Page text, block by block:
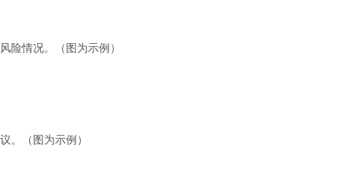
险情况。 （ 图为示例）
。 （ 图为示例）